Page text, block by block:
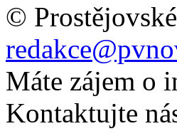
©
Máte zájem o
Kontaktujte